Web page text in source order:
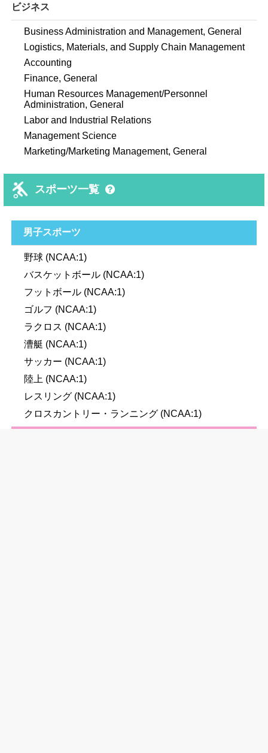
ビジネス
Business Administration and Management, General
Logistics, Materials, and Supply Chain Management
Accounting
Finance, General
Human Resources Management/Personnel
Administration, General
Labor and Industrial Relations
Management Science
Marketing/Marketing Management, General
スポーツ一覧
男子スポーツ
野球 (NCAA:1)
バスケットボール (NCAA:1)
フットボール (NCAA:1)
ゴルフ (NCAA:1)
ラクロス (NCAA:1)
漕艇 (NCAA:1)
サッカー (NCAA:1)
陸上 (NCAA:1)
レスリング (NCAA:1)
クロスカントリー・ランニング (NCAA:1)